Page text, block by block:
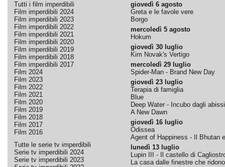
Tutti i film imperdibili
Film imperdibili 2024
Film imperdibili 2023
Film imperdibili 2022
Film imperdibili 2021
Film imperdibili 2020
Film imperdibili 2019
Film imperdibili 2018
Film imperdibili 2017
Film 2024
Film 2023
Film 2022
Film 2021
Film 2020
Film 2019
Film 2018
Film 2017
Film 2016
Tutte le serie tv imperdibili
Serie tv imperdibili 2024
Serie tv imperdibili 2023
giovedì 6 agosto
Greta e le favole vere
Borgo
mercoledì 5 agosto
Hokum
giovedì 30 luglio
Kim Novak's Vertigo
mercoledì 29 luglio
Spider-Man - Brand New Day
giovedì 23 luglio
Terapia di famiglia
Blue
Deep Water - Incubo dagli abissi
A New Dawn
giovedì 16 luglio
Odissea
Agent of Happiness - Il Bhutan
lunedì 13 luglio
Lupin III - Il castello di
La casa dalle finestre che ridono